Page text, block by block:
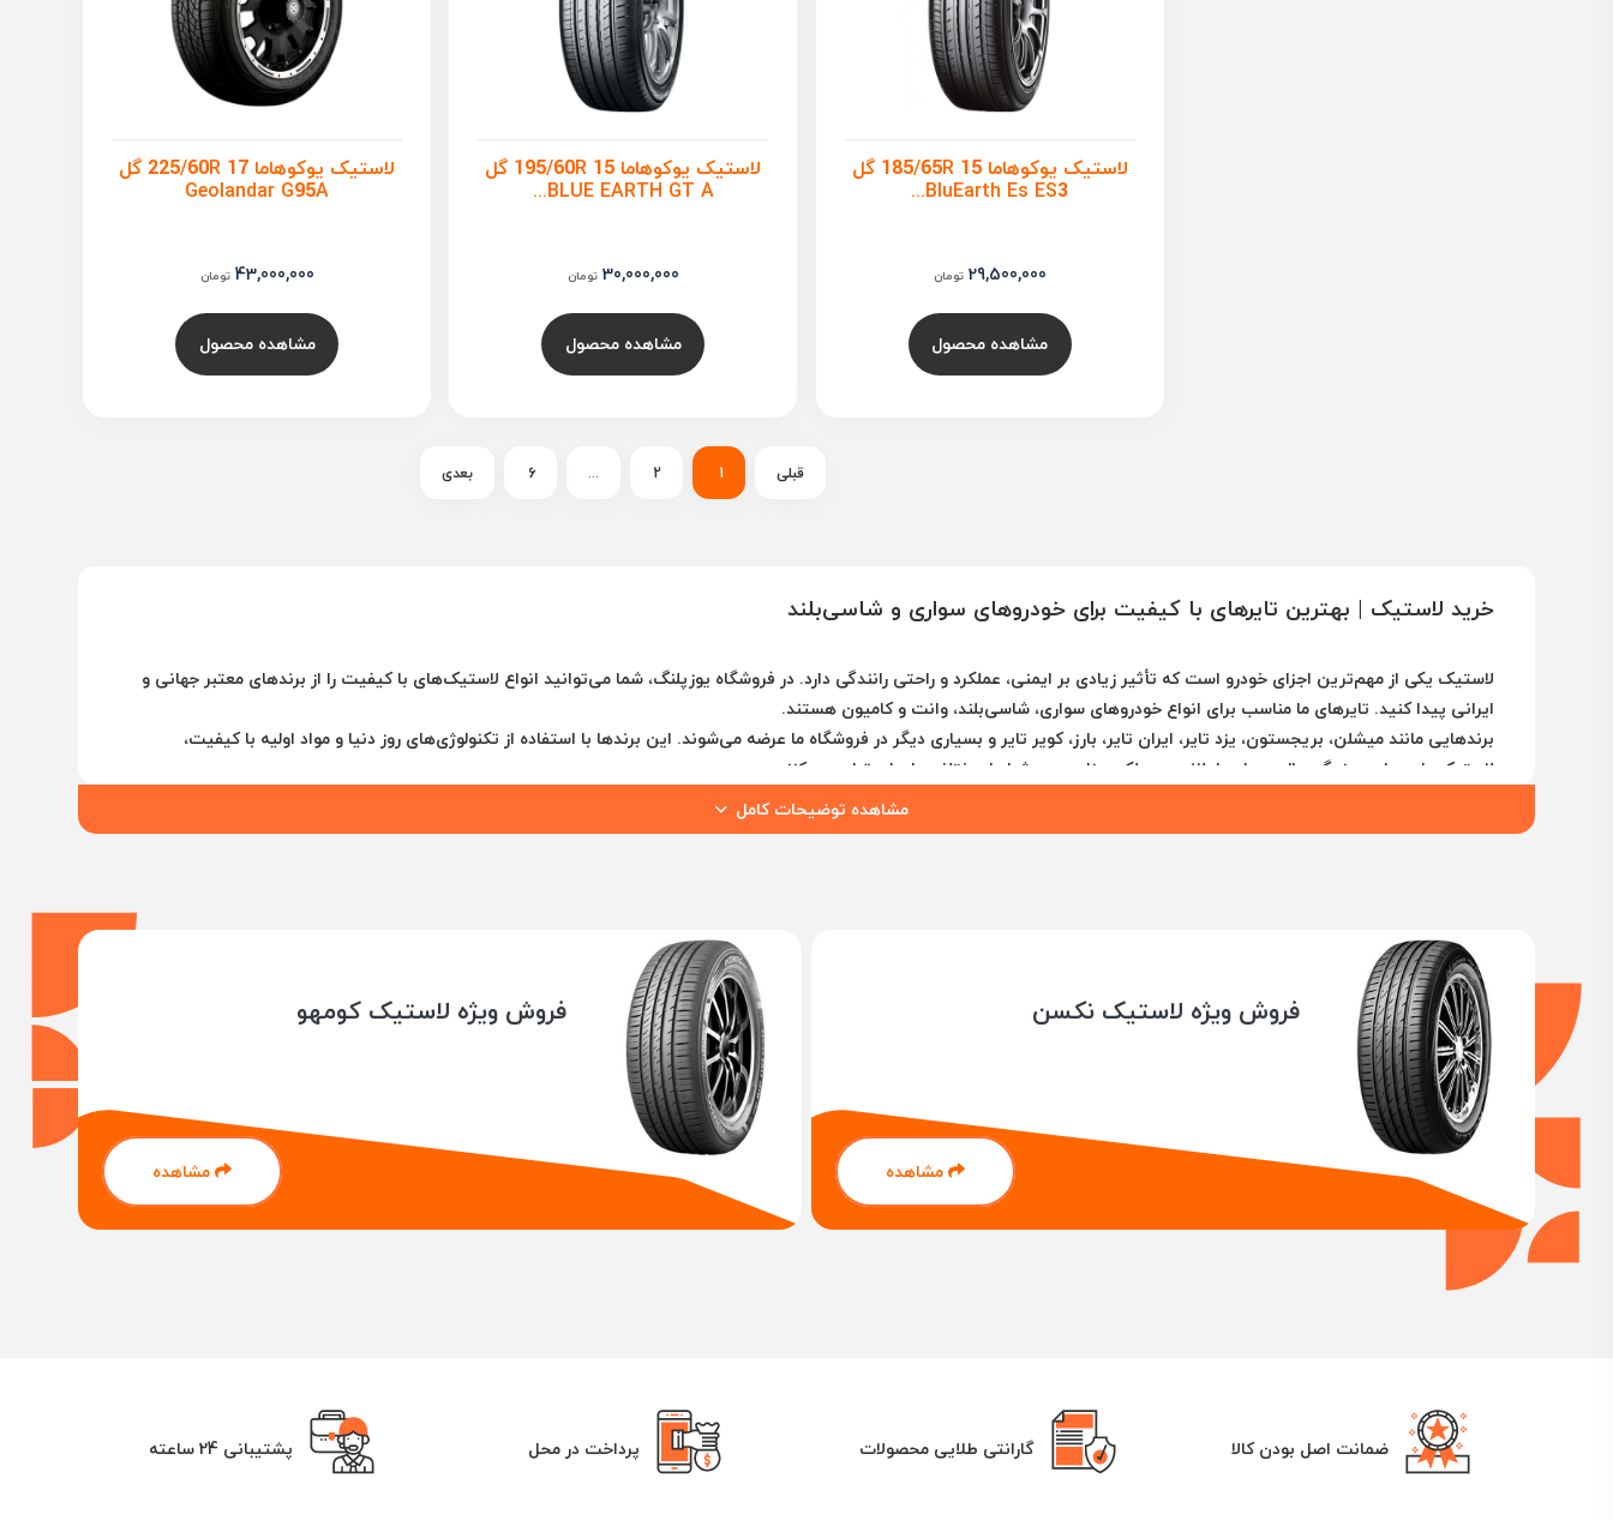
لاستیک یوکوهاما 185/65R 15 گل
BluEarth Es ES3...
29,500,000 تومان
مشاهده محصول
لاستیک یوکوهاما 195/60R 15 گل
BLUE EARTH GT A...
30,000,000 تومان
مشاهده محصول
لاستیک یوکوهاما 225/60R 17 گل
Geolandar G95A
43,000,000 تومان
مشاهده محصول
قبلی 1
2
...
6 بعدی
خرید لاستیک | بهترین تایرهای با کیفیت برای خودروهای سواری و شاسی‌بلند
لاستیک یکی از مهم‌ترین اجزای خودرو است که تأثیر زیادی بر ایمنی، عملکرد و راحتی رانندگی دارد. در فروشگاه یوزپلنگ، شما می‌توانید انواع لاستیک‌های با کیفیت را از برندهای معتبر جهانی و
ایرانی پیدا کنید. تایرهای ما مناسب برای انواع خودروهای سواری، شاسی‌بلند، وانت و کامیون هستند.
برندهایی مانند میشلن، بریجستون، یزد تایر، ایران تایر، بارز، کویر تایر و بسیاری دیگر در فروشگاه ما عرضه می‌شوند. این برندها با استفاده از تکنولوژی‌های روز دنیا و مواد اولیه با کیفیت،
لاستیک‌هایی با چسبندگی عالی، دوام طولانی و عملکرد مناسب در شرایط مختلف جاده‌ای تولید می‌کنند.
مقاومت بالا در برابر سایش و عمر طولانی
کیفیت بالا و استانداردهای جهانی
قیمت مناسب و مقرون به صرفه
در فروشگاه یوزپلنگ، شما می‌توانید با خیالی آسوده انواع لاستیک‌های مورد نیاز خود را خریداری کنید. ارسال سریع، ضمانت اصالت کالا و پشتیبانی تخصصی از مزایای خرید از فروشگاه ماست.
اگر قصد خرید لاستیک را دارید و تصمیم گرفته اید در ابتدا به بررسی قیمت انواع لاستیک و مقایسه قیمت و ویژگی های انواع تایر از برندهای مختلف بپردازید ، ما در این صفحه این اطلاعات را
برای شما جمع آوری کرده ایم.
در این قسمت از سایت یوزپلنگ شما می‌توانید با توجه به خودروتان از بین لاستیک های موجود از برندهای داخلی و خارجی انتخاب کنید. در این بخش به صورت گذرا به مواردی که بهتر است در
زمان خریداریلاستیک برای خودروتان به آنها دقت کنید اشاره خواهیم داشت.
مهمترین نکاتی در در زمان خرید لاستیک ماشین باید به آنها توجه کنیم چه مواردی هستند؟
لاستیکی که قصد خریداری آن را دارید باید با اندازه مناسب با مدل خودروی شما باشند. استفاده از لاستیک با سایز نامناسب، می‌تواند ایمنی رانندگان و مسافران خودرو را به خطر بی‌اندازد.
نوع لاستیک:
نوع تایری که برای ماشین خود انتخاب می‌کنید بسته به نیازهای شما می‌تواند متفاوت باشد. به طور مثال، لاستیک‌های تابستانه برای آب و هوای گرم و یا فصل تابستان مناسب هستند و
لاستیک‌های زمستانه برای کنترل بهتر روی خودرو در شرایط آب و هوای سرد و برفی پیشنهاد می‌شوند.
مشاهده توضیحات کامل
فروش ویژه لاستیک نکسن
مشاهده
فروش ویژه لاستیک کومهو
مشاهده
ضمانت اصل بودن کالا گارانتی طلایی محصولات پرداخت در محل پشتیبانی 24 ساعته